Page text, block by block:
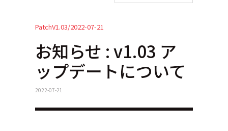
PatchV1.03/2022-07-21
お知らせ : v1.03 ア
ップデートについて
2022-07-21